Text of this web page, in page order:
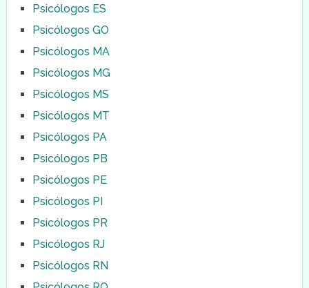
Psicólogos ES
Psicólogos GO
Psicólogos MA
Psicólogos MG
Psicólogos MS
Psicólogos MT
Psicólogos PA
Psicólogos PB
Psicólogos PE
Psicólogos PI
Psicólogos PR
Psicólogos RJ
Psicólogos RN